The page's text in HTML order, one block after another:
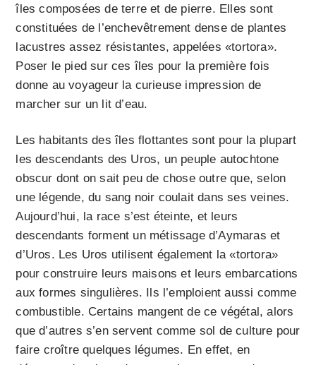
îles composées de terre et de pierre. Elles sont
constituées de l’enchevêtrement dense de plantes
lacustres assez résistantes, appelées «tortora».
Poser le pied sur ces îles pour la première fois
donne au voyageur la curieuse impression de
marcher sur un lit d’eau.
Les habitants des îles flottantes sont pour la plupart
les descendants des Uros, un peuple autochtone
obscur dont on sait peu de chose outre que, selon
une légende, du sang noir coulait dans ses veines.
Aujourd’hui, la race s’est éteinte, et leurs
descendants forment un métissage d’Aymaras et
d’Uros. Les Uros utilisent également la «tortora»
pour construire leurs maisons et leurs embarcations
aux formes singulières. Ils l’emploient aussi comme
combustible. Certains mangent de ce végétal, alors
que d’autres s’en servent comme sol de culture pour
faire croître quelques légumes. En effet, en